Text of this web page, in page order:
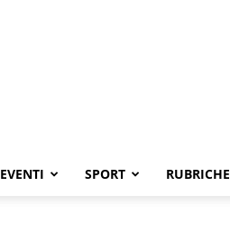
EVENTI SPORT RUBRICHE